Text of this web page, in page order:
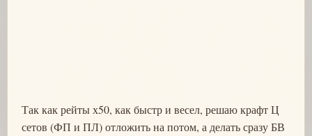
Так как рейты х50, как быстр и весел, решаю крафт Ц
сетов (ФП и ПЛ) отложить на потом, а делать сразу БВ